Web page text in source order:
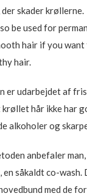
skader krøllerne.
be used for
hair if you want
hair.
er udarbejdet af
krøllet hår ikke har
alkoholer og
anbefaler man,
en såkaldt co-
med de